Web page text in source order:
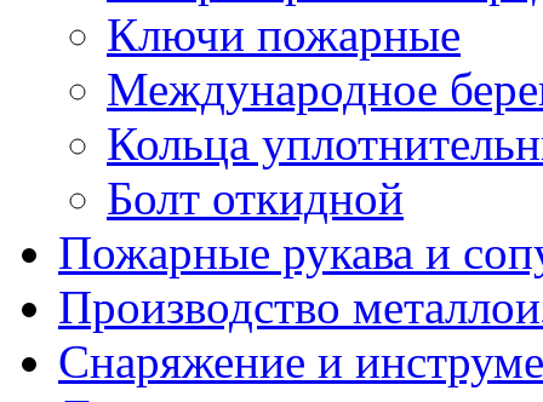
Ключи пожарные
Международное
Кольца
Болт откидной
Пожарные рукава и
Производство
Снаряжение и